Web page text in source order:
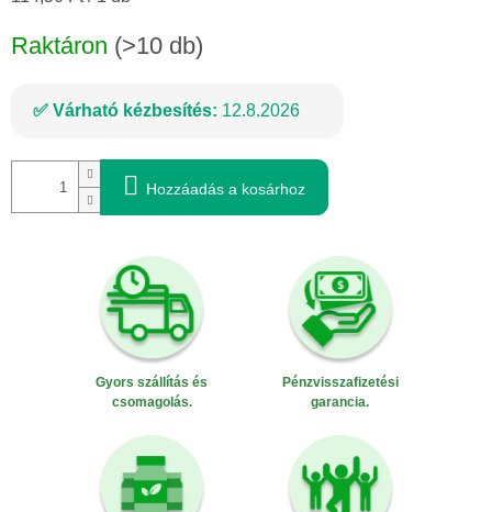
Raktáron (>10 db)
Várható kézbesítés: 12.8.2026
Hozzáadás a kosárhoz
Gyors szállítás és
csomagolás.
Pénzvisszafizetési
garancia.